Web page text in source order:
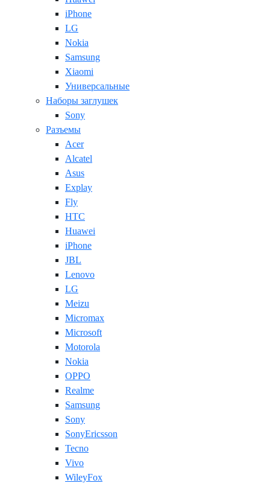
iPhone
LG
Nokia
Samsung
Xiaomi
Универсальные
Наборы заглушек
Sony
Разъемы
Acer
Alcatel
Asus
Explay
Fly
HTC
Huawei
iPhone
JBL
Lenovo
LG
Meizu
Micromax
Microsoft
Motorola
Nokia
OPPO
Realme
Samsung
Sony
SonyEricsson
Tecno
Vivo
WileyFox